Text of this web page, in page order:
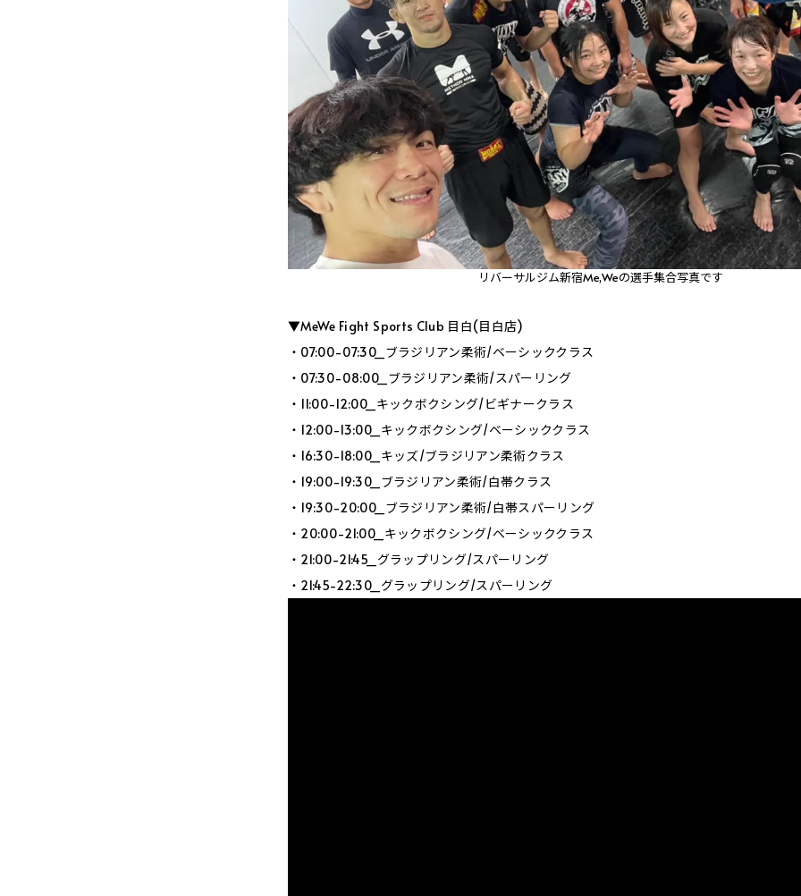
リバーサルジム新宿Me,Weの選手集合写真です
▼MeWe Fight Sports Club 目白(目白店)
・07:00-07:30_ブラジリアン柔術/ベーシッククラス
・07:30-08:00_ブラジリアン柔術/スパーリング
・11:00-12:00_キックボクシング/ビギナークラス
・12:00-13:00_キックボクシング/ベーシッククラス
・16:30-18:00_キッズ/ブラジリアン柔術クラス
・19:00-19:30_ブラジリアン柔術/白帯クラス
・19:30-20:00_ブラジリアン柔術/白帯スパーリング
・20:00-21:00_キックボクシング/ベーシッククラス
・21:00-21:45_グラップリング/スパーリング
・21:45-22:30_グラップリング/スパーリング